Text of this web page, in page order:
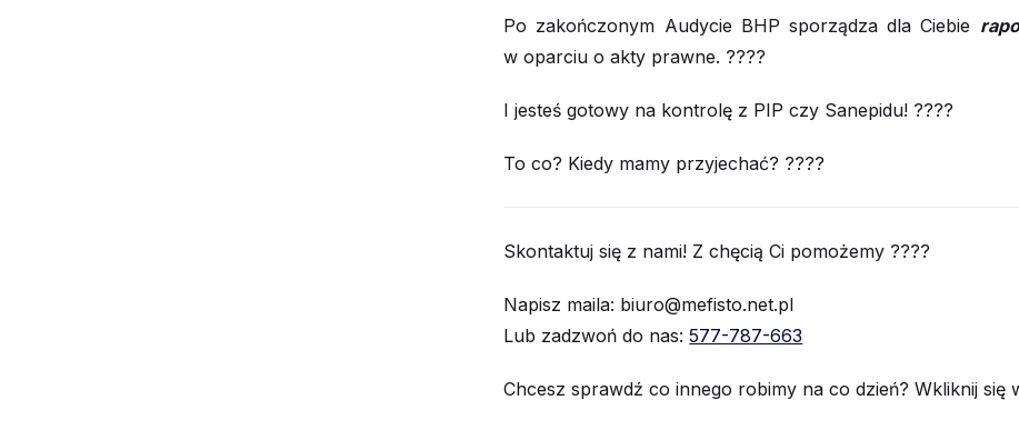
Po zakończonym Audycie BHP sporządza dla Ciebie
w oparciu o akty prawne. ????
I jesteś gotowy na kontrolę z PIP czy Sanepidu! ????
To co? Kiedy mamy przyjechać? ????
Skontaktuj się z nami! Z chęcią Ci pomożemy ????
Napisz maila: biuro@mefisto.net.pl
Lub zadzwoń do nas:577-787-663
Chcesz sprawdź co innego robimy na co dzień? Wkliknij